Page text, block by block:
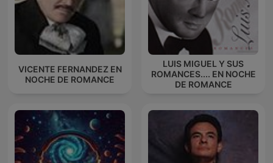
VICENTE FERNANDEZ EN
NOCHE DE ROMANCE
LUIS MIGUEL Y SUS
ROMANCES.... EN NOCHE
DE ROMANCE